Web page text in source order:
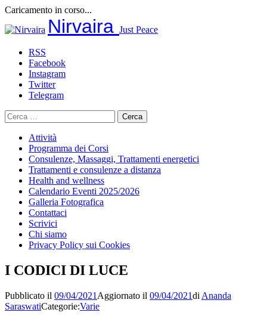
Caricamento in corso...
al
Nirvaira Just Peace
RSS
Facebook
Instagram
Twitter
Telegram
Ricerca
per:
Attività
Programma dei Corsi
Consulenze, Massaggi, Trattamenti energetici
Trattamenti e consulenze a distanza
Health and wellness
Calendario Eventi 2025/2026
Galleria Fotografica
Contattaci
Scrivici
Chi siamo
Privacy Policy sui Cookies
I CODICI DI LUCE
Pubblicato il 09/04/2021 Aggiornato il 09/04/2021di Ananda
SaraswatiCategorie:Varie